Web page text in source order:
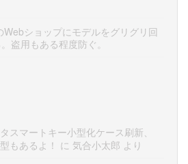
ショップにモデルをグリグリ回
盗用もある程度防ぐ。
スマートキー小型化ケース刷新、
もあるよ！ に 気合小太郎 より